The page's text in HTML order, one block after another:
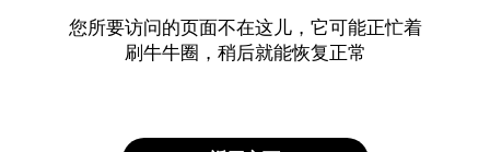
您所要访问的页面不在这儿，它可能正忙着
刷牛牛圈，稍后就能恢复正常